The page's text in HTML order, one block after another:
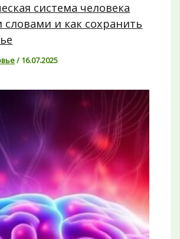
система человека
и как сохранить
/ 16.07.2025